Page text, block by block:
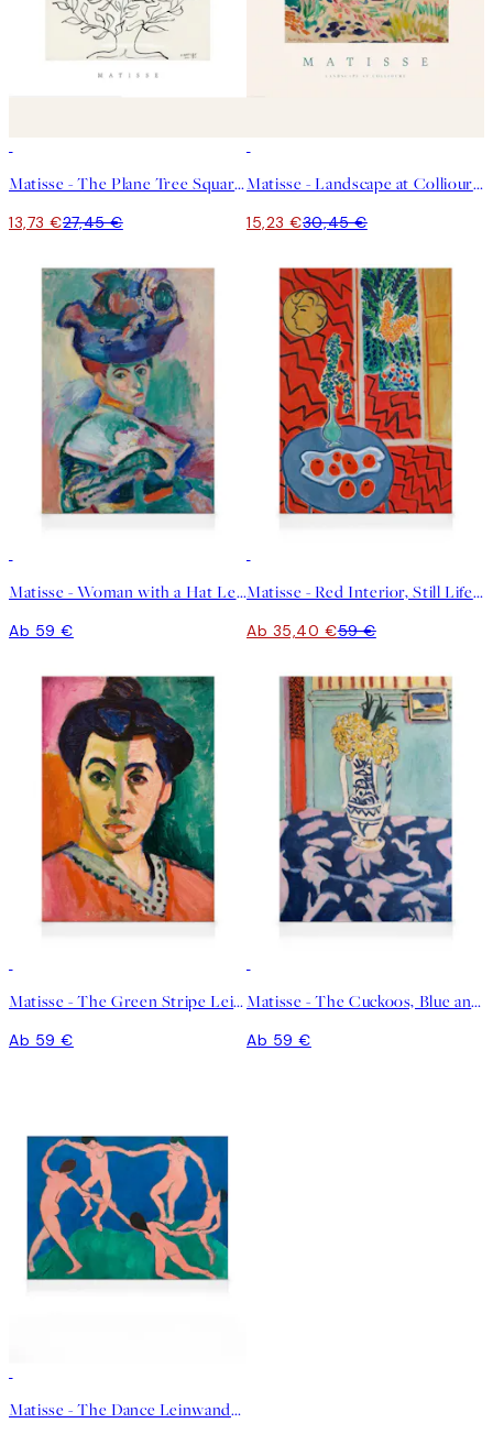
Matisse - The Plane Tree Square Poster
13,73 €27,45 €
Matisse - Landscape at Collioure Poster
15,23 €30,45 €
Matisse - Woman with a Hat Leinwandbild
Ab 59 €
Matisse - Red Interior, Still Life on a Blue Table Leinwandbild
Ab 35,40 €59 €
Matisse - The Green Stripe Leinwandbild
Ab 59 €
Matisse - The Cuckoos, Blue and Pink Carpet Leinwandbild
Ab 59 €
Matisse - The Dance Leinwandbild